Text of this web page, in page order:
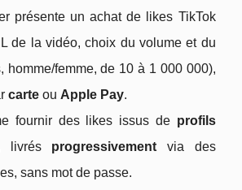
présente un achat de likes TikTok
de la vidéo, choix du volume et du
homme/femme, de 10 à 1 000 000),
carte ou Apple Pay.
fournir des likes issus de profils
livrés progressivement via des
sans mot de passe.